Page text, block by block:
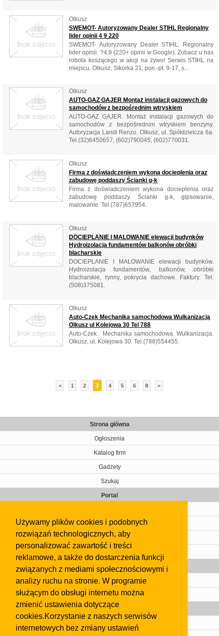
Używamy plików cookies i podobnych
rozwiązań technologicznych, aby
personalizować zawartość i treści
reklamowe, a także do dostarczenia funkcji
związanych z mediami społecznościowymi i
analizy ruchu na stronie. W programie
służącym do obsługi internetu można
zmienić ustawienia dotyczące
cookies.Korzystanie z naszych serwisów
internetowych bez zmiany ustawień
Olkusz
SWEMOT- Autoryzowany Dealer STIHL Regionalny
lider opinii 4 9 220
SWEMOT- Autoryzowany Dealer STIHL. Regionalny
lider opinii: ?4,9 (220+ opinii w Google). Zobacz u nas
robota koszącego w akcji na żywo! Serwis STIHL na
miejscu. Olkusz, Sikorka 21, pon.-pt. 9-17, s...
Olkusz
AUTO-GAZ GAJER Montaż instalacji gazowych do
samochodów z bezpośrednim wtryskiem
AUTO-GAZ GAJER. Montaż instalacji gazowych do
samochodów z bezpośrednim wtryskiem benzyny.
Autoryzacja Landi Renzo. Olkusz, ul. Spółdzielcza 6a.
Tel.(32)6450657, (602)790045, (602)770031.
Olkusz
Firma z doświadczeniem wykona docieplenia oraz
zabudowę poddaszy Ścianki g-k
Firma z doświadczeniem wykona docieplenia oraz
zabudowę poddaszy. Ścianki g-k, gipsowanie,
malowanie. Tel.(787)657954.
Olkusz
DOCIEPLANIE I MALOWANIE elewacji budynków
Hydroizolacja fundamentów balkonów obróbki
blacharskie
DOCIEPLANIE I MALOWANIE elewacji budynków.
Hydroizolacja fundamentów, balkonów, obróbki
blacharskie, rynny, pokrycia dachowe. Faktury. Tel.
(508)375081.
Olkusz
Auto-Czek Mechanika samochodowa Wulkanizacja
Olkusz ul Kolejowa 30 Tel 788
Auto-Czek . Mechanika samochodowa. Wulkanizacja.
Olkusz, ul. Kolejowa 30. Tel.(788)554455.
< 1 2 3 4 5 6 8 >
Strona główna
Ogłoszenia
Katalog firm
Gadżety
Szukaj
Portal
Kontakt
Regulamin
Gazeta
Olkusz
Kontakt
Strefa dla biznesu
Biura nieruchomości